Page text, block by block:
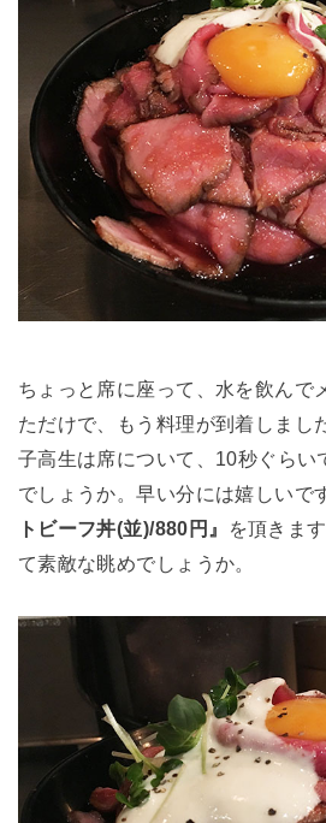
ちょっと席に座って、水を飲んで
ただけで、もう料理が到着しまし
子高生は席について、10秒ぐらい
でしょうか。早い分には嬉しいで
トビーフ丼(並)/880円』
を頂きま
て素敵な眺めでしょうか。